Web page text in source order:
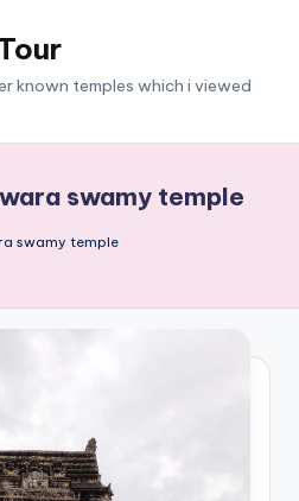
known temples which i viewed
swamy temple
swamy temple